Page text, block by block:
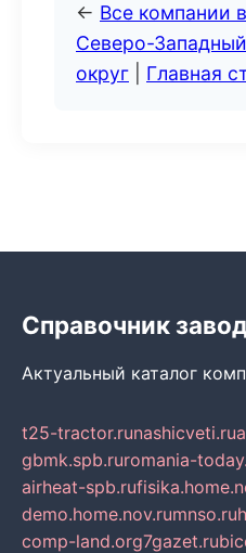
← Все компании
Северо-
округ
Главная
Справочник
Актуальный каталог
t25-tractor.runashicveti.ru
gbmk.spb.ruromania-
airheat-spb.ru
demo.home.nov.rumnso.ru
comp-land.org7gazet.ru